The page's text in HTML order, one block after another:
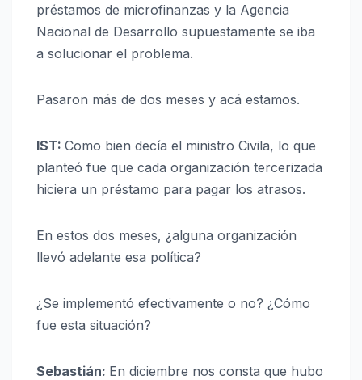
préstamos de microfinanzas y la Agencia
Nacional de Desarrollo supuestamente se iba
a solucionar el problema.
Pasaron más de dos meses y acá estamos.
IST: Como bien decía el ministro Civila, lo que
planteó fue que cada organización tercerizada
hiciera un préstamo para pagar los atrasos.
En estos dos meses, ¿alguna organización
llevó adelante esa política?
¿Se implementó efectivamente o no? ¿Cómo
fue esta situación?
Sebastián: En diciembre nos consta que hubo